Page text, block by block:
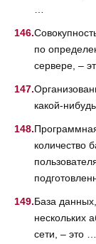
…
по
сервере, –
какой-
количество
База
нескольких
сети, – это …